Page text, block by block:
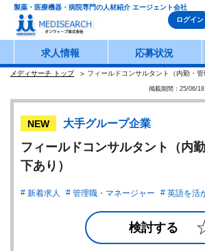
製薬・医療機器・病院専門の人材紹介 エージェント会社
ログイン
求人情報 応募状況
メディサーチ トップ フィールドコンサルタント（内勤・管
掲載期間：25/06/
NEW 大手グループ企業
フィールドコンサルタント（内
下あり）
新着求人 管理職・マネージャー 英語を活
検討する